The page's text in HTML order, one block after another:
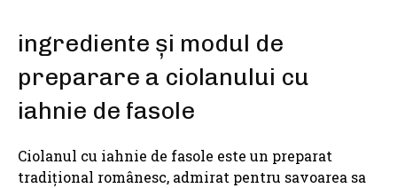
ingrediente și modul de
preparare a ciolanului cu
iahnie de fasole
Ciolanul cu iahnie de fasole este un preparat
tradițional românesc, admirat pentru savoarea sa